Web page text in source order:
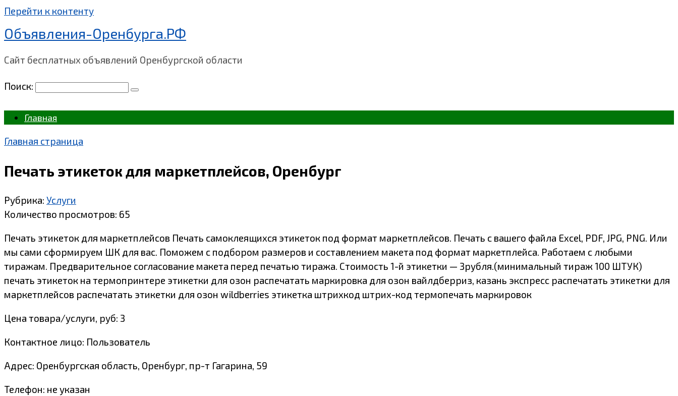
Перейти к контенту
Объявления-Оренбурга.РФ
Сайт бесплатных объявлений Оренбургской области
Поиск:
Главная
Главная страница
Печать этикеток для маркетплейсов, Оренбург
Рубрика: Услуги
Количество просмотров: 65
Печать этикеток для маркетплейсов Печать самоклеящихся этикеток под формат маркетплейсов. Печать с вашего файла Excel, PDF, JPG, PNG. Или
мы сами сформируем ШК для вас. Поможем с подбором размеров и составлением макета под формат маркетплейса. Работаем с любыми
тиражам. Предварительное согласование макета перед печатью тиража. Стоимость 1-й этикетки — 3рубля.(минимальный тираж 100 ШТУК)
печать этикеток на термопринтере этикетки для озон распечатать маркировка для озон вайлдберриз, казань экспресс распечатать этикетки для
маркетплейсов распечатать этикетки для озон wildberries этикетка штрихкод штрих-код термопечать маркировок
Цена товара/услуги, руб: 3
Контактное лицо: Пользователь
Адрес: Оренбургская область, Оренбург, пр-т Гагарина, 59
Телефон: не указан